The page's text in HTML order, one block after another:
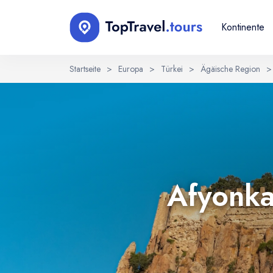
Kontinente
Startseite > Europa > Türkei > Ägäische Region >